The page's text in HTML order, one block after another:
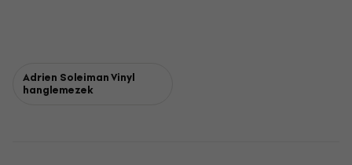
Adrien Soleiman Vinyl
hanglemezek